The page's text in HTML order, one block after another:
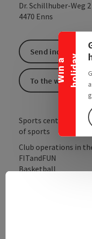
W
i
n
a
h
o
l
i
d
a y
Collapse banner
Dr. Schillhuber-Weg 2
4470 Enns
Sports centre with 3
of sports
Club operations in
FITandFUN
Basketball
Send inquiry
To the website